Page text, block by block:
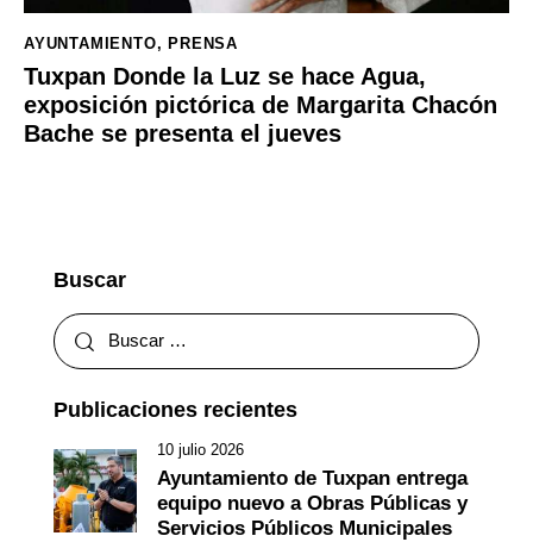
AYUNTAMIENTO,PRENSA
Tuxpan Donde la Luz se hace Agua,
exposición pictórica de Margarita Chacón
Bache se presenta el jueves
Buscar
Publicaciones recientes
10 julio 2026
Ayuntamiento de Tuxpan entrega
equipo nuevo a Obras Públicas y
Servicios Públicos Municipales